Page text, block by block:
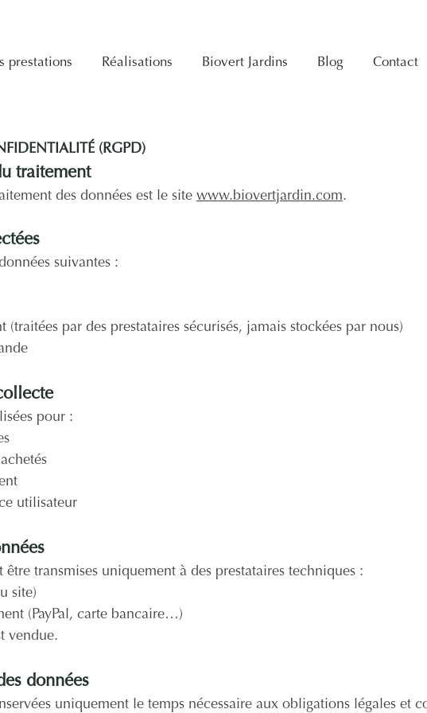
prestations Réalisations Biovert Jardins Blog Contact
(RGPD)
traitement
des données est le site www.biovertjardin.com.
suivantes :
(traitées par des prestataires sécurisés, jamais stockées par nous)
pour :
utilisateur
être transmises uniquement à des prestataires techniques :
site)
(PayPal, carte bancaire…)
vendue.
données
uniquement le temps nécessaire aux obligations légales et